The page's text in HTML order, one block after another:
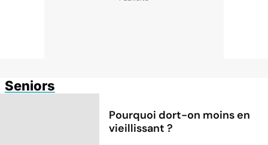
Seniors
Pourquoi dort-on moins en
vieillissant ?